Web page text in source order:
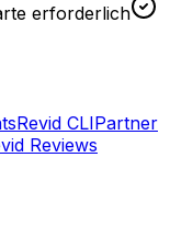
erforderlich
Revid CLIPartner
Reviews